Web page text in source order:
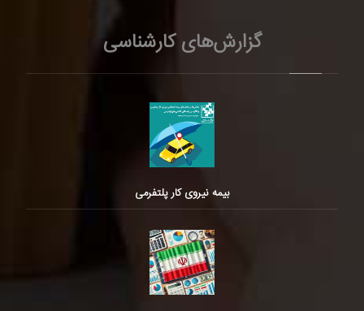
گزارش‌های کارشناسی
بیمه نیروی کار پلتفرمی